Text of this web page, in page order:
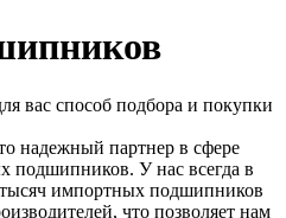
вас способ подбора и покупки
надежный партнер в сфере
подшипников. У нас всегда в
тысяч импортных подшипников
что позволяет нам